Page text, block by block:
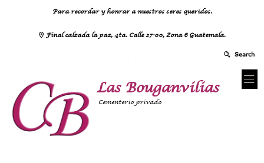
Para recordar y honrar a nuestros seres queridos.
Final calzada la paz, 4ta. Calle 27-00, Zona 6 Guatemala.
Las Bouganvilias
Cementerio privado